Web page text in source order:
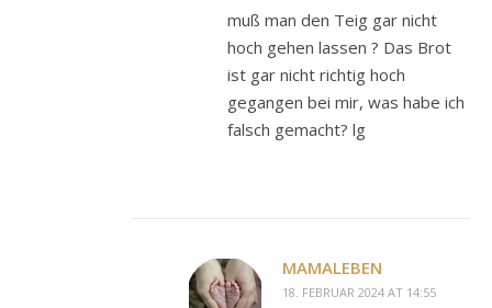
muß man den Teig gar nicht
hoch gehen lassen ? Das Brot
ist gar nicht richtig hoch
gegangen bei mir, was habe ich
falsch gemacht? lg
MAMALEBEN
18. FEBRUAR 2024 AT 14:55